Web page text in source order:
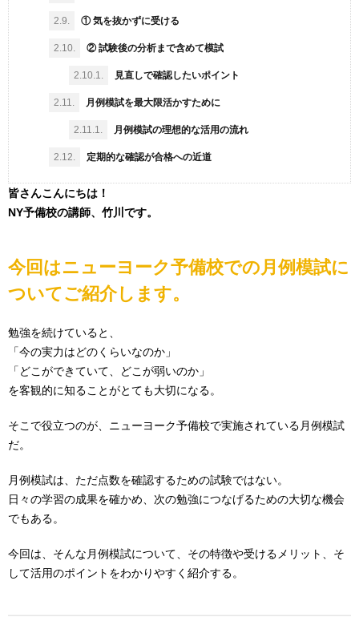
2.9. ① 気を抜かずに受ける
2.10. ② 試験後の分析まで含めて模試
2.10.1. 見直しで確認したいポイント
2.11. 月例模試を最大限活かすために
2.11.1. 月例模試の理想的な活用の流れ
2.12. 定期的な確認が合格への近道
皆さんこんにちは！
NY予備校の講師、竹川です。
今回はニューヨーク予備校での月例模試に
ついてご紹介します。
勉強を続けていると、
「今の実力はどのくらいなのか」
「どこができていて、どこが弱いのか」
を客観的に知ることがとても大切になる。
そこで役立つのが、ニューヨーク予備校で実施されている月例模試
だ。
月例模試は、ただ点数を確認するための試験ではない。
日々の学習の成果を確かめ、次の勉強につなげるための大切な機会
でもある。
今回は、そんな月例模試について、その特徴や受けるメリット、そ
して活用のポイントをわかりやすく紹介する。